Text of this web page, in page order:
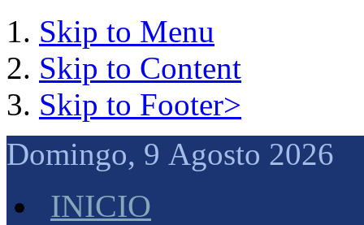
Skip to Menu
Skip to Content
Skip to Footer>
Domingo, 9 Agosto 2026
INICIO